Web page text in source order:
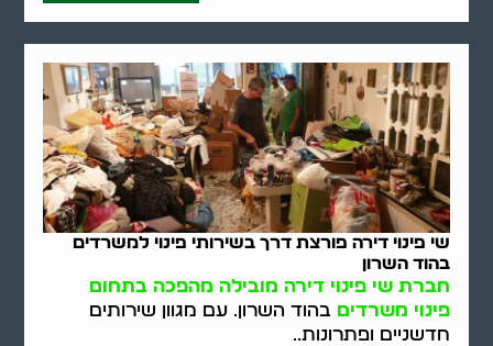
שי פינוי דירה פורצת דרך בשירותי פינוי למשרדים
בהוד השרון
חברת שי פינוי דירה מובילה מהפכה בתחום
פינוי משרדים בהוד השרון. עם מגוון שירותים
חדשניים ופתרונות..